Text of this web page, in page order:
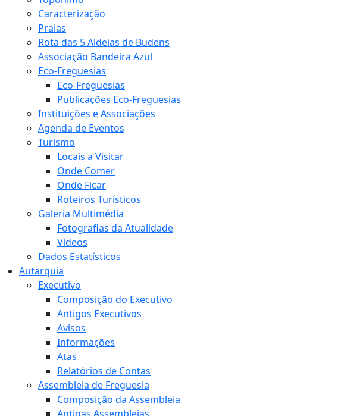
Caracterização
Praias
Rota das 5 Aldeias de Budens
Associação Bandeira Azul
Eco-Freguesias
Eco-Freguesias
Publicações Eco-Freguesias
Instituições e Associações
Agenda de Eventos
Turismo
Locais a Visitar
Onde Comer
Onde Ficar
Roteiros Turísticos
Galeria Multimédia
Fotografias da Atualidade
Vídeos
Dados Estatísticos
Autarquia
Executivo
Composição do Executivo
Antigos Executivos
Avisos
Informações
Atas
Relatórios de Contas
Assembleia de Freguesia
Composição da Assembleia